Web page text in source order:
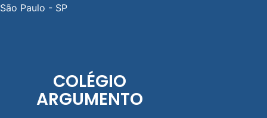
COLÉGIO
ARGUMENTO
São Paulo - SP